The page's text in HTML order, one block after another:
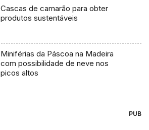
Cascas de camarão para obter
produtos sustentáveis
Miniférias da Páscoa na Madeira
com possibilidade de neve nos
picos altos
PUB